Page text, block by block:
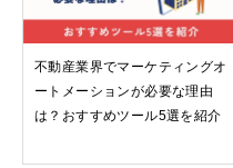
不動産業界でマーケティングオ
ートメーションが必要な理由
は？おすすめツール5選を紹介